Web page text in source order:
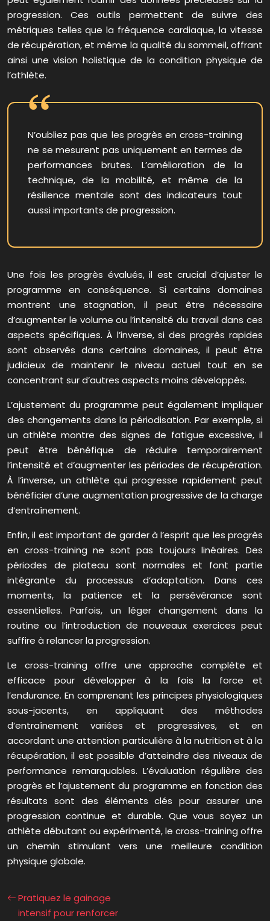
progression. Ces outils permettent de suivre des
métriques telles que la fréquence cardiaque, la vitesse
de récupération, et même la qualité du sommeil, offrant
ainsi une vision holistique de la condition physique de
l’athlète.
N’oubliez pas que les progrès en cross-training
ne se mesurent pas uniquement en termes de
performances brutes. L’amélioration de la
technique, de la mobilité, et même de la
résilience mentale sont des indicateurs tout
aussi importants de progression.
Une fois les progrès évalués, il est crucial d’ajuster le
programme en conséquence. Si certains domaines
montrent une stagnation, il peut être nécessaire
d’augmenter le volume ou l’intensité du travail dans ces
aspects spécifiques. À l’inverse, si des progrès rapides
sont observés dans certains domaines, il peut être
judicieux de maintenir le niveau actuel tout en se
concentrant sur d’autres aspects moins développés.
L’ajustement du programme peut également impliquer
des changements dans la périodisation. Par exemple, si
un athlète montre des signes de fatigue excessive, il
peut être bénéfique de réduire temporairement
l’intensité et d’augmenter les périodes de récupération.
À l’inverse, un athlète qui progresse rapidement peut
bénéficier d’une augmentation progressive de la charge
d’entraînement.
Enfin, il est important de garder à l’esprit que les progrès
en cross-training ne sont pas toujours linéaires. Des
périodes de plateau sont normales et font partie
intégrante du processus d’adaptation. Dans ces
moments, la patience et la persévérance sont
essentielles. Parfois, un léger changement dans la
routine ou l’introduction de nouveaux exercices peut
suffire à relancer la progression.
Le cross-training offre une approche complète et
efficace pour développer à la fois la force et
l’endurance. En comprenant les principes physiologiques
sous-jacents, en appliquant des méthodes
d’entraînement variées et progressives, et en
accordant une attention particulière à la nutrition et à la
récupération, il est possible d’atteindre des niveaux de
performance remarquables. L’évaluation régulière des
progrès et l’ajustement du programme en fonction des
résultats sont des éléments clés pour assurer une
progression continue et durable. Que vous soyez un
athlète débutant ou expérimenté, le cross-training offre
un chemin stimulant vers une meilleure condition
physique globale.
Pratiquez le gainage
intensif pour renforcer